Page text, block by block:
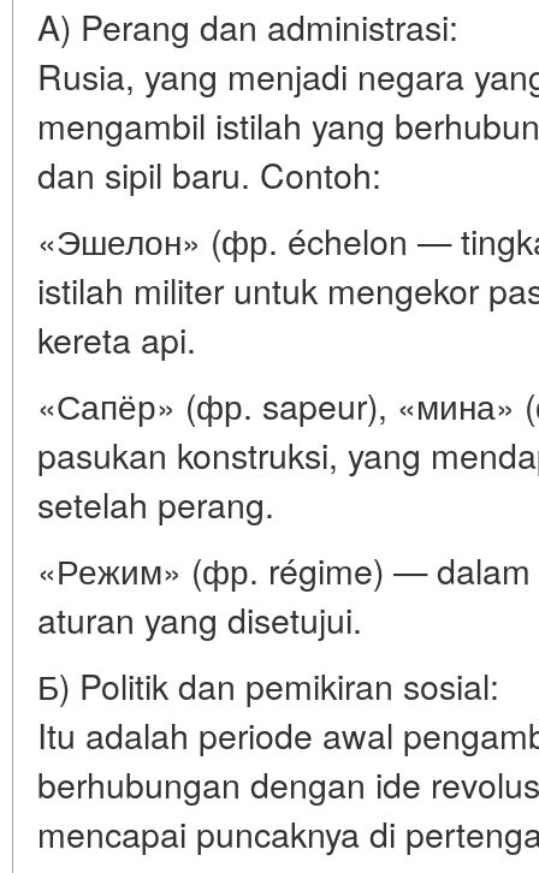
A) Perang dan administrasi:
Rusia, yang menjadi negara
mengambil istilah yang
dan sipil baru. Contoh:
«Эшелон» (фр. échelon —
istilah militer untuk mengekor
kereta api.
«Сапёр» (фр. sapeur),
pasukan konstruksi, yang
setelah perang.
«Режим» (фр. régime) — dalam
aturan yang disetujui.
Б) Politik dan pemikiran sosial:
Itu adalah periode awal
berhubungan dengan ide
mencapai puncaknya di